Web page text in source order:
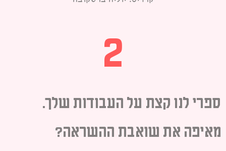
ספרי לנו קצת על העבודות שלך.
מאיפה את שואבת ההשראה?
2